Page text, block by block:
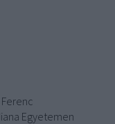
Egyetemen